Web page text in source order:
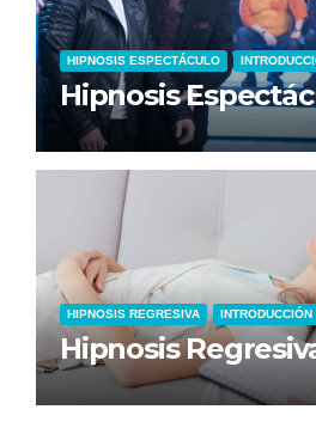
HIPNOSIS ESPECTÁCULO
Hipnosis
HIPNOSIS REGRESIVA
Hipnosis